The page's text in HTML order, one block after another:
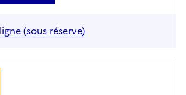
(sous réserve)